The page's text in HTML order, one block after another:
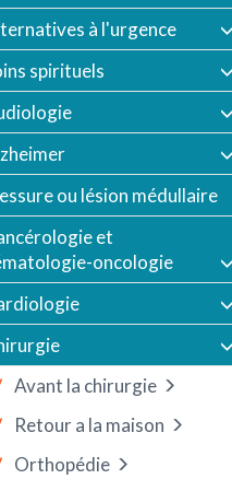
à l'urgence
spirituels
ou lésion médullaire
et
oncologie
Avant la chirurgie
Retour a la maison
Orthopédie